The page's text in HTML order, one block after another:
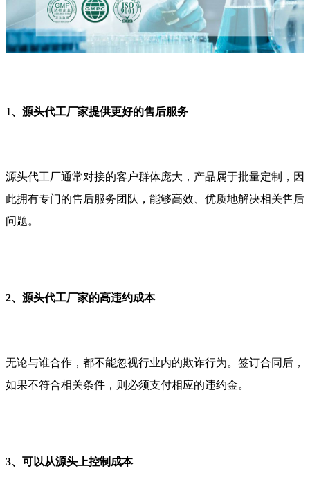
1、源头代工厂家提供更好的售后服务
源头代工厂通常对接的客户群体庞大，产品属于批量定制，因
此拥有专门的售后服务团队，能够高效、优质地解决相关售后
问题。
2、源头代工厂家的高违约成本
无论与谁合作，都不能忽视行业内的欺诈行为。签订合同后，
如果不符合相关条件，则必须支付相应的违约金。
3、可以从源头上控制成本